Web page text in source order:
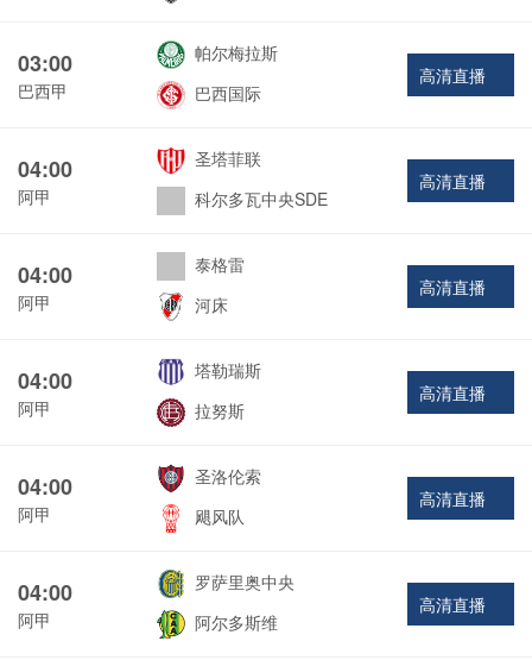
03:00
巴西甲
帕尔梅拉斯
巴西国际
高清直播
04:00
阿甲
圣塔菲联
科尔多瓦中央SDE
高清直播
04:00
阿甲
泰格雷
河床
高清直播
04:00
阿甲
塔勒瑞斯
拉努斯
高清直播
04:00
阿甲
圣洛伦索
飓风队
高清直播
04:00
阿甲
罗萨里奥中央
阿尔多斯维
高清直播